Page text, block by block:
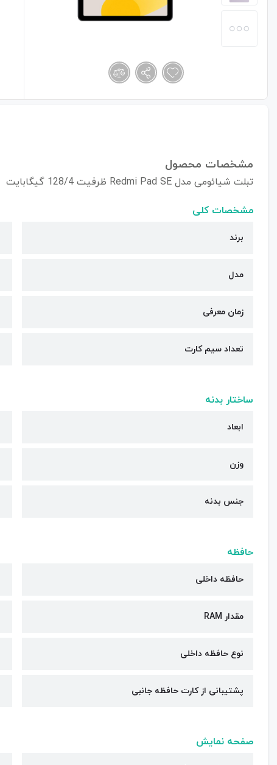
مشخصات محصول
تبلت شیائومی مدل Redmi Pad SE ظرفیت 128/4 گیگابایت
مشخصات کلی
برند
مدل
زمان معرفی
تعداد سیم کارت
ساختار بدنه
ابعاد
وزن
جنس بدنه
حافظه
حافظه داخلی
مقدار RAM
نوع حافظه داخلی
پشتیبانی از کارت حافظه جانبی
صفحه نمایش